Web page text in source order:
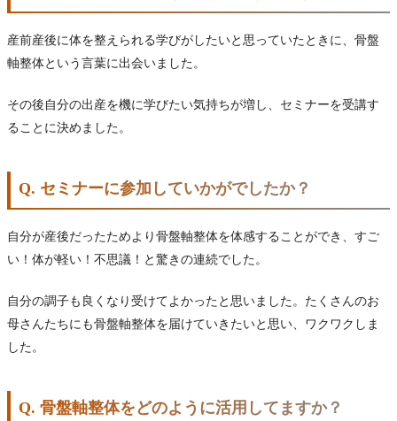
産前産後に体を整えられる学びがしたいと思っていたときに、骨盤
軸整体という言葉に出会いました。
その後自分の出産を機に学びたい気持ちが増し、セミナーを受講す
ることに決めました。
Q. セミナーに参加していかがでしたか？
自分が産後だったためより骨盤軸整体を体感することができ、すご
い！体が軽い！不思議！と驚きの連続でした。
自分の調子も良くなり受けてよかったと思いました。たくさんのお
母さんたちにも骨盤軸整体を届けていきたいと思い、ワクワクしま
した。
Q. 骨盤軸整体をどのように活用してますか？